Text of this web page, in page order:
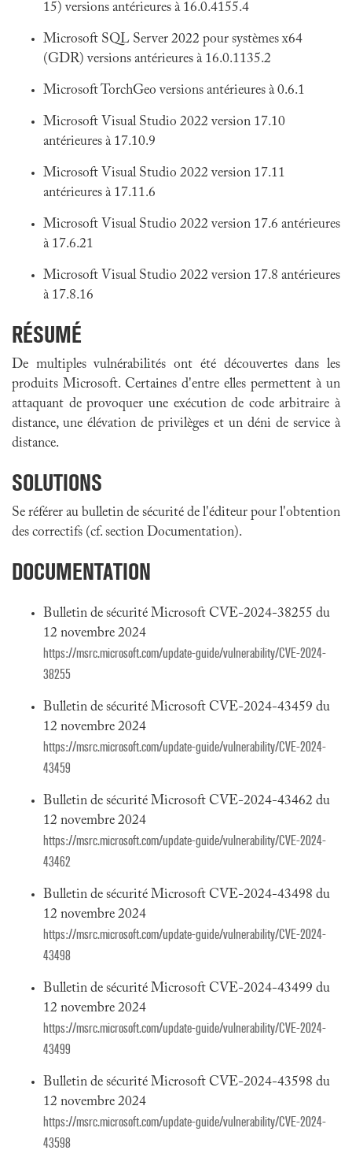
15) versions antérieures à 16.0.4155.4
Microsoft SQL Server 2022 pour systèmes x64
(GDR) versions antérieures à 16.0.1135.2
Microsoft TorchGeo versions antérieures à 0.6.1
Microsoft Visual Studio 2022 version 17.10
antérieures à 17.10.9
Microsoft Visual Studio 2022 version 17.11
antérieures à 17.11.6
Microsoft Visual Studio 2022 version 17.6 antérieures
à 17.6.21
Microsoft Visual Studio 2022 version 17.8 antérieures
à 17.8.16
RÉSUMÉ
De multiples vulnérabilités ont été découvertes dans les
produits Microsoft. Certaines d'entre elles permettent à un
attaquant de provoquer une exécution de code arbitraire à
distance, une élévation de privilèges et un déni de service à
distance.
SOLUTIONS
Se référer au bulletin de sécurité de l'éditeur pour l'obtention
des correctifs (cf. section Documentation).
DOCUMENTATION
Bulletin de sécurité Microsoft CVE-2024-38255 du
12 novembre 2024
https://msrc.microsoft.com/update-guide/vulnerability/CVE-2024-
38255
Bulletin de sécurité Microsoft CVE-2024-43459 du
12 novembre 2024
https://msrc.microsoft.com/update-guide/vulnerability/CVE-2024-
43459
Bulletin de sécurité Microsoft CVE-2024-43462 du
12 novembre 2024
https://msrc.microsoft.com/update-guide/vulnerability/CVE-2024-
43462
Bulletin de sécurité Microsoft CVE-2024-43498 du
12 novembre 2024
https://msrc.microsoft.com/update-guide/vulnerability/CVE-2024-
43498
Bulletin de sécurité Microsoft CVE-2024-43499 du
12 novembre 2024
https://msrc.microsoft.com/update-guide/vulnerability/CVE-2024-
43499
Bulletin de sécurité Microsoft CVE-2024-43598 du
12 novembre 2024
https://msrc.microsoft.com/update-guide/vulnerability/CVE-2024-
43598